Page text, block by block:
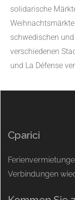
solidarische
schwedischen
verschiedenen
und La Défense
Cparici
Verbindungen